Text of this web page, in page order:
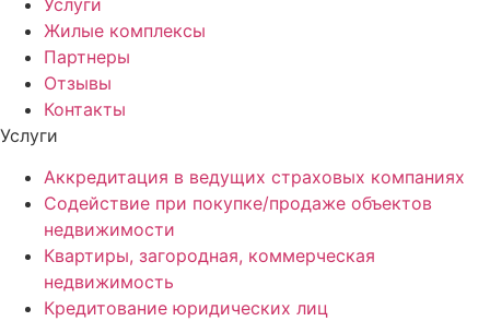
Жилые комплексы
Партнеры
Отзывы
Контакты
Услуги
Аккредитация в ведущих страховых компаниях
Cодействие при покупке/продаже объектов
недвижимости
Квартиры, загородная, коммерческая
недвижимость
Кредитование юридических лиц